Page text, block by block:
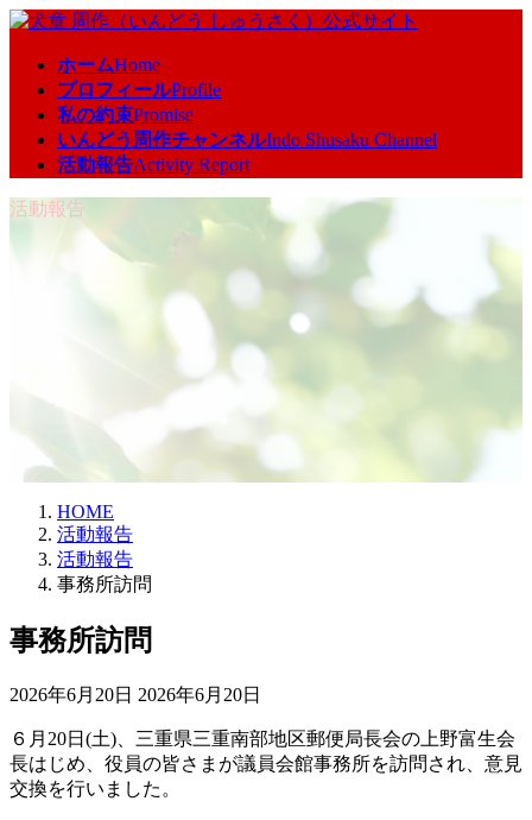
コ
キ
ッ
プ
ナ
に
移
動
ホームHome
プロフィールProfile
私の約束Promise
いんどう周作チャンネルIndo Shusaku Channel
活動報告Activity Report
活動報告
HOME
活動報告
活動報告
事務所訪問
事務所訪問
2026年6月20日 最
更
新
日
2026年6月20日
６月20日(土)、三重県三重南部地区郵便局長会の上野富生会
長はじめ、役員の皆さまが議員会館事務所を訪問され、意見
交換を行いました。